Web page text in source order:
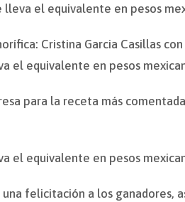
lleva el equivalente en pesos
Cristina Garcia Casillas
el equivalente en pesos
para la receta más
el equivalente en pesos
una felicitación a los ganadores,